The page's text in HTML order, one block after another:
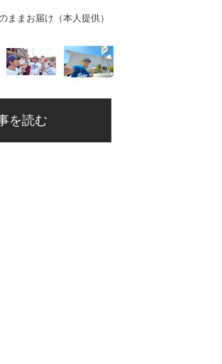
ままお届け（本人提供）
を読む